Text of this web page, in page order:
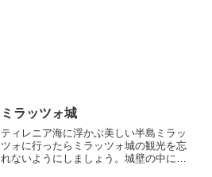
ミラッツォ城
ティレニア海に浮かぶ美しい半島ミラッ
ツォに行ったらミラッツォ城の観光を忘
れないようにしましょう。城壁の中には